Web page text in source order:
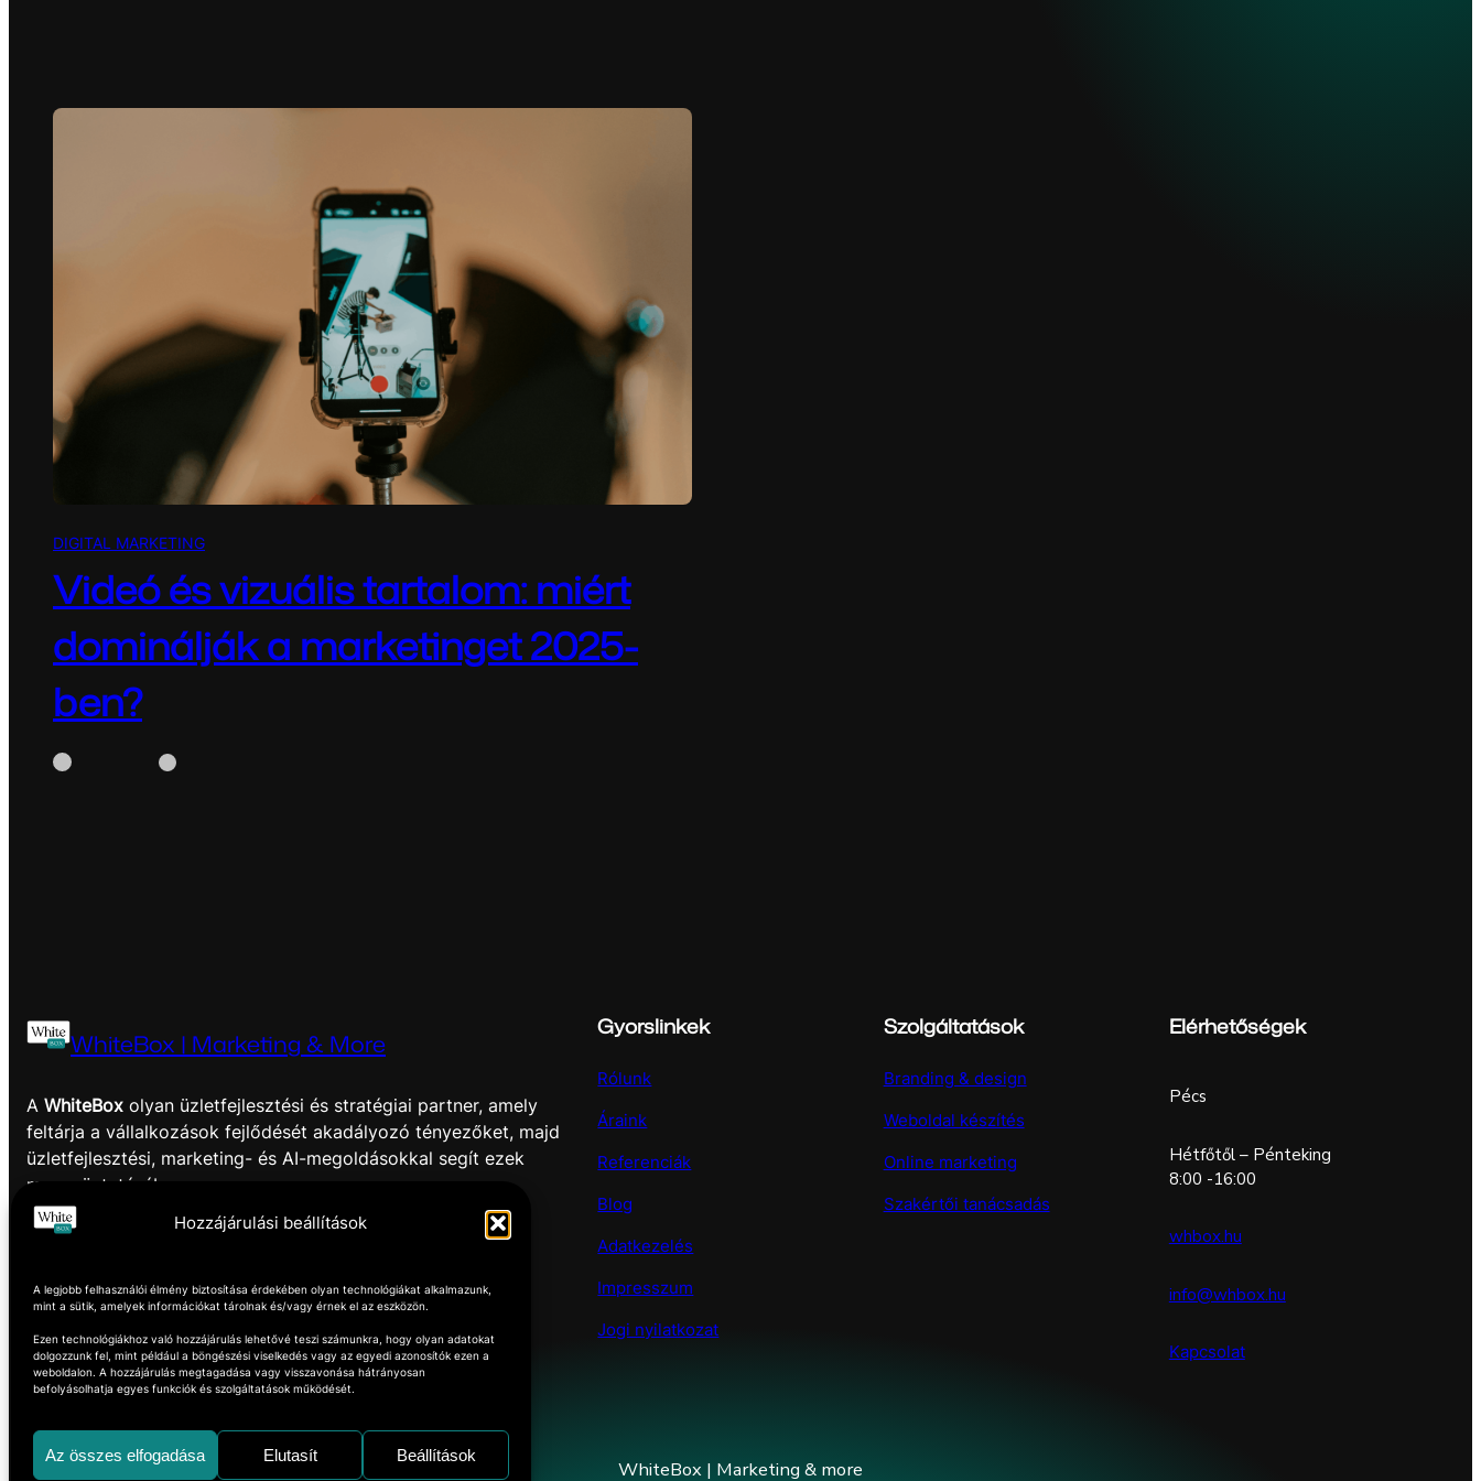
Hozzájárulási beállítások
A legjobb felhasználói élmény biztosítása érdekében olyan technológiákat alkalmazunk,
mint a sütik, amelyek információkat tárolnak és/vagy érnek el az eszközön.
Ezen technológiákhoz való hozzájárulás lehetővé teszi számunkra, hogy olyan adatokat
dolgozzunk fel, mint például a böngészési viselkedés vagy az egyedi azonosítók ezen a
weboldalon. A hozzájárulás megtagadása vagy visszavonása hátrányosan
befolyásolhatja egyes funkciók és szolgáltatások működését.
Az összes elfogadása Elutasít Beállítások
DIGITAL MARKETING
Videó és vizuális tartalom: miért
dominálják a marketinget 2025-
ben?
WhiteBox | Marketing & More
A WhiteBox olyan üzletfejlesztési és stratégiai partner, amely
feltárja a vállalkozások fejlődését akadályozó tényezőket, majd
üzletfejlesztési, marketing- és AI-megoldásokkal segít ezek
megszüntetésében.
Think outside the box!
Facebook Instagram
Gyorslinkek
Rólunk
Áraink
Referenciák
Blog
Adatkezelés
Impresszum
Jogi nyilatkozat
Szolgáltatások
Branding & design
Weboldal készítés
Online marketing
Szakértői tanácsadás
Elérhetőségek
Pécs
Hétfőtől – Pénteking
8:00 -16:00
whbox.hu
info@whbox.hu
Kapcsolat
WhiteBox | Marketing & more